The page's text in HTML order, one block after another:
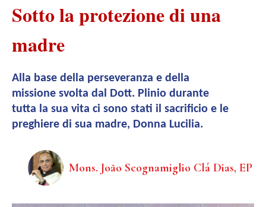
Sotto la protezione di una
madre
Alla base della perseveranza e della
missione svolta dal Dott. Plinio durante
tutta la sua vita ci sono stati il sacrificio e le
preghiere di sua madre, Donna Lucilia.
Mons. João Scognamiglio Clá Dias, EP